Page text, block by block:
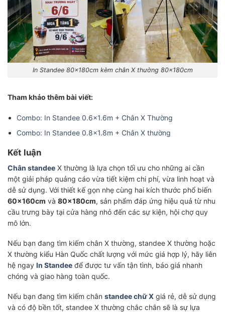
In Standee 80x180cm kèm chân X thường 80x180cm
Tham khảo thêm bài viết:
Combo: In Standee 0.6×1.6m + Chân X Thường
Combo: In Standee 0.8×1.8m + Chân X thường
Kết luận
Chân standee X thường là lựa chọn tối ưu cho những ai cần
một giải pháp quảng cáo vừa tiết kiệm chi phí, vừa linh hoạt và
dễ sử dụng. Với thiết kế gọn nhẹ cùng hai kích thước phổ biến
60x160cm và 80x180cm, sản phẩm đáp ứng hiệu quả từ nhu
cầu trưng bày tại cửa hàng nhỏ đến các sự kiện, hội chợ quy
mô lớn.
Nếu bạn đang tìm kiếm chân X thường, standee X thường hoặc
X thường kiểu Hàn Quốc chất lượng với mức giá hợp lý, hãy liên
hệ ngay In Standee để được tư vấn tận tình, báo giá nhanh
chóng và giao hàng toàn quốc.
Nếu bạn đang tìm kiếm chân standee chữ X giá rẻ, dễ sử dụng
và có độ bền tốt, standee X thường chắc chắn sẽ là sự lựa